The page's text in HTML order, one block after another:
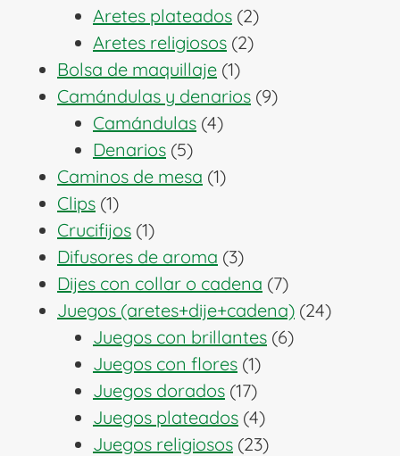
productos
Aretes plateados 22
productos
Aretes religiosos 22
Bolsa de maquillaje 11
producto
Camándulas y denarios 99
Camándulas 44
Denarios 55
productos
Caminos de mesa 11
Clips 11
producto
Crucifijos 11
producto
Difusores de aroma 33
productos
Dijes con collar o cadena 77
productos
Juegos (aretes+dije+cadena) 2424
Juegos con brillantes 66
Juegos con flores 11
producto
Juegos dorados 1717
productos
Juegos plateados 44
productos
Juegos religiosos 2323